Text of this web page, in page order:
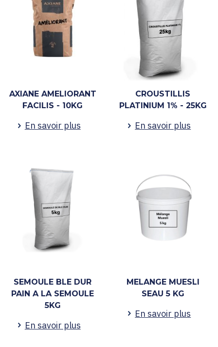
AXIANE AMELIORANT
FACILIS - 10KG
En savoir plus
CROUSTILLIS
PLATINIUM 1% - 25KG
En savoir plus
SEMOULE BLE DUR
PAIN A LA SEMOULE
5KG
En savoir plus
MELANGE MUESLI
SEAU 5 KG
En savoir plus